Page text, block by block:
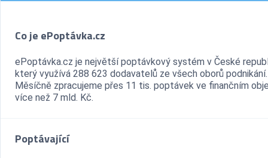
Co je ePoptávka.cz
ePoptávka.cz je největší poptávkový systém v České
který využívá 288 623 dodavatelů ze všech oborů podnikání.
Měsíčně zpracujeme přes 11 tis. poptávek ve finančním
více než 7 mld. Kč.
Poptávající